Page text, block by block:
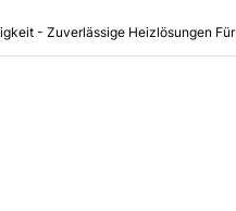
- Zuverlässige Heizlösungen